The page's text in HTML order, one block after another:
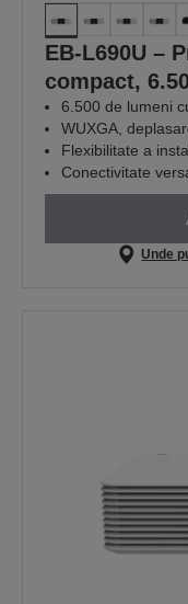
EB-L690U –
compact,
6.500 de lumeni
WUXGA,
Flexibilitate a
Conectivitate
Unde